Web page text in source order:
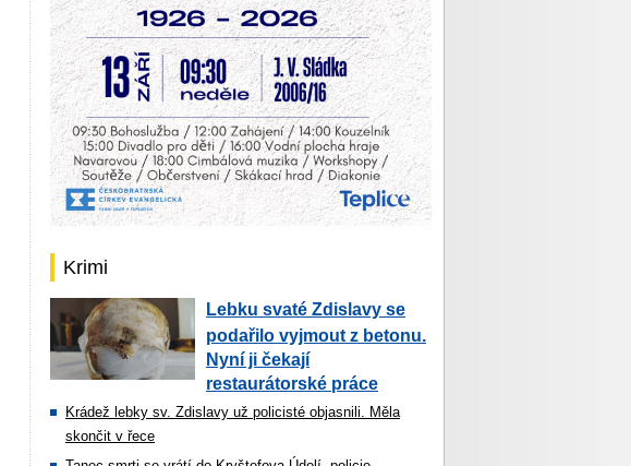
Krimi
Lebku svaté Zdislavy se
podařilo vyjmout z betonu.
Nyní ji čekají
restaurátorské práce
Krádež lebky sv. Zdislavy už policisté objasnili. Měla
skončit v řece